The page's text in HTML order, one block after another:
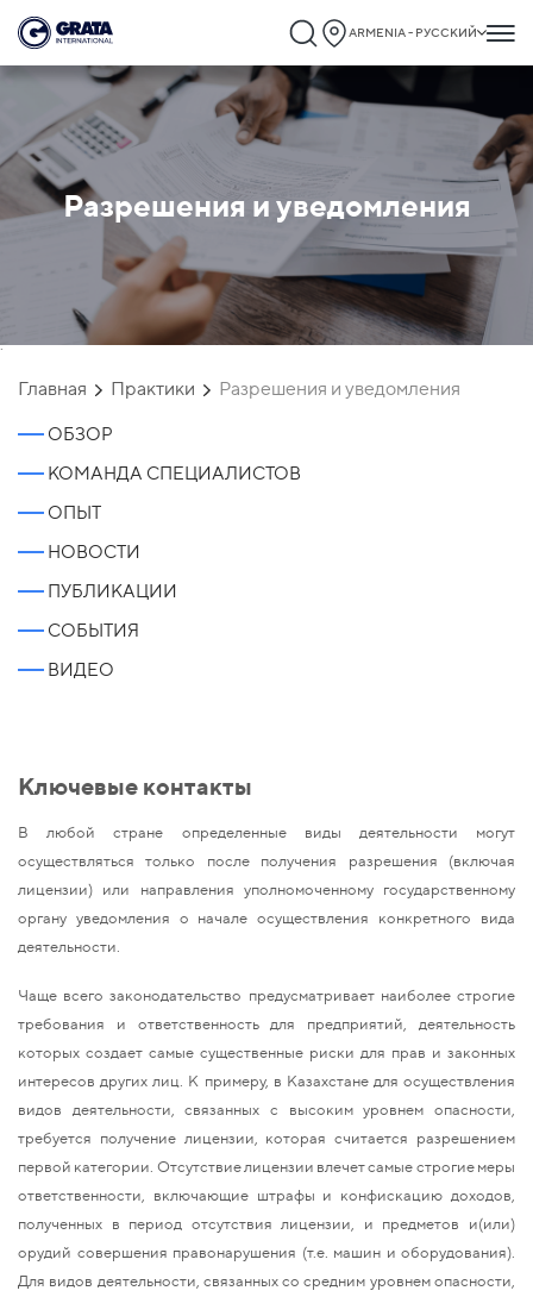
ARMENIA - РУССКИЙ
Разрешения и уведомления
`
Главная Практики Разрешения и уведомления
ОБЗОР
КОМАНДА СПЕЦИАЛИСТОВ
ОПЫТ
НОВОСТИ
ПУБЛИКАЦИИ
СОБЫТИЯ
ВИДЕО
Ключевые контакты
В любой стране определенные виды деятельности могут
осуществляться только после получения разрешения (включая
лицензии) или направления уполномоченному государственному
органу уведомления о начале осуществления конкретного вида
деятельности.
Чаще всего законодательство предусматривает наиболее строгие
требования и ответственность для предприятий, деятельность
которых создает самые существенные риски для прав и законных
интересов других лиц. К примеру, в Казахстане для осуществления
видов деятельности, связанных с высоким уровнем опасности,
требуется получение лицензии, которая считается разрешением
первой категории. Отсутствие лицензии влечет самые строгие меры
ответственности, включающие штрафы и конфискацию доходов,
полученных в период отсутствия лицензии, и предметов и(или)
орудий совершения правонарушения (т.е. машин и оборудования).
Для видов деятельности, связанных со средним уровнем опасности,